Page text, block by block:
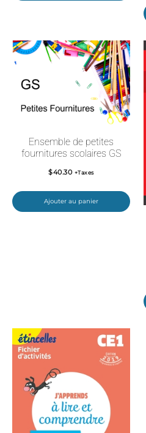
Ensemble de petites
fournitures scolaires GS
$40.30 +Taxes
Ajouter au panier